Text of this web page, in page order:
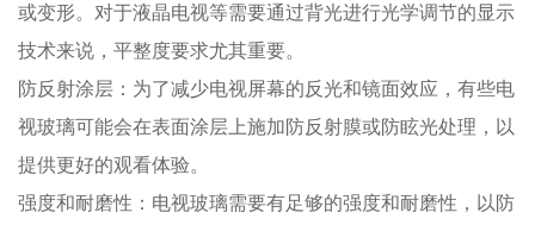
或变形。对于液晶电视等需要通过背光进行光学调节的显示
技术来说，平整度要求尤其重要。
防反射涂层：为了减少电视屏幕的反光和镜面效应，有些电
视玻璃可能会在表面涂层上施加防反射膜或防眩光处理，以
提供更好的观看体验。
强度和耐磨性：电视玻璃需要有足够的强度和耐磨性，以防